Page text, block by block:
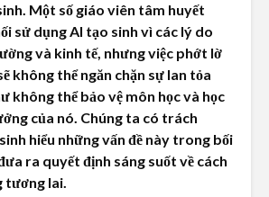
Một số giáo viên tâm huyết
sử dụng AI tạo sinh vì các lý do
và kinh tế, nhưng việc phớt lờ
không thể ngăn chặn sự lan tỏa
không thể bảo vệ môn học và học
của nó. Chúng ta có trách
hiểu những vấn đề này trong bối
ra quyết định sáng suốt về cách
tương lai.